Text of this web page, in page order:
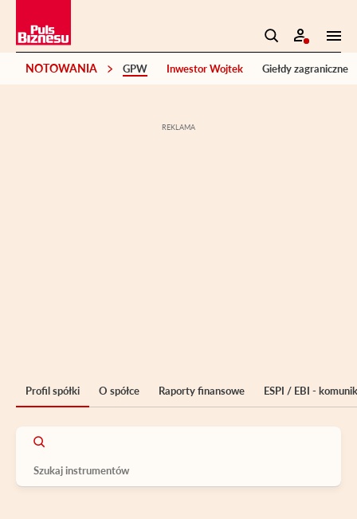
NOTOWANIA GPW Inwestor Wojtek Giełdy zagraniczne
Profil spółki O spółce Raporty finansowe ESPI / EBI -